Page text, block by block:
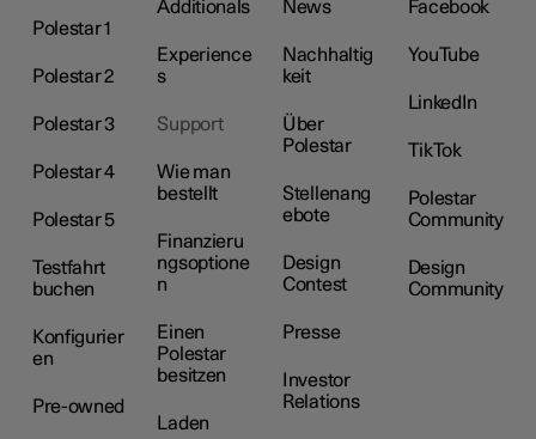
Polestar 1
Polestar 2
Polestar 3
Polestar 4
Polestar 5
Testfahrt
buchen
Konfigurier
en
Pre-owned
Additionals
Experience
s
Support
Wie man
bestellt
Finanzieru
ngsoptione
n
Einen
Polestar
besitzen
Laden
News
Nachhaltig
keit
Über
Polestar
Stellenang
ebote
Design
Contest
Presse
Investor
Relations
Facebook
YouTube
LinkedIn
TikTok
Polestar
Community
Design
Community